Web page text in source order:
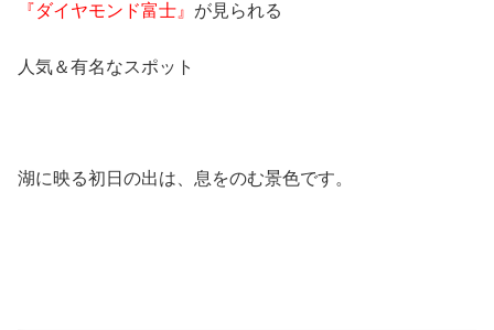
『ダイヤモンド富士』 が見られる
人気＆有名なスポット
湖に映る初日の出は、息をのむ景色です。